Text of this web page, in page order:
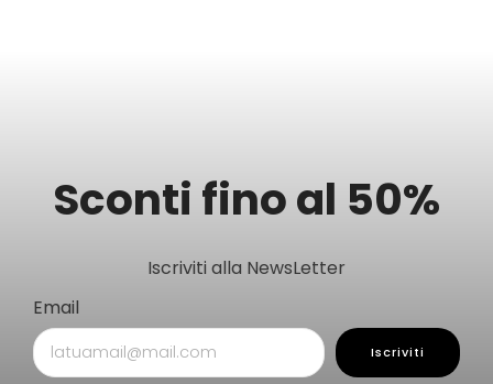
Sconti fino al 50%
Iscriviti alla NewsLetter
Email
Iscriviti